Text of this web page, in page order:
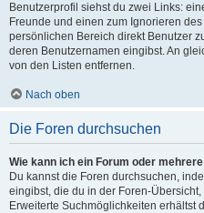
Benutzerprofil siehst du zwei Links:
Freunde und einen zum Ignorieren
persönlichen Bereich direkt Benutzer
deren Benutzernamen eingibst. An
von den Listen entfernen.
Nach oben
Die Foren durchsuchen
Wie kann ich ein Forum oder
Du kannst die Foren durchsuchen,
eingibst, die du in der Foren-
Erweiterte Suchmöglichkeiten erhältst